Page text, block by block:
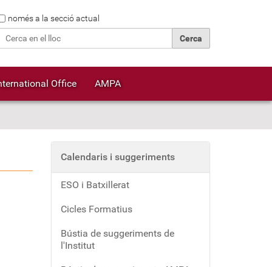
només a la secció actual
Office AMPA
Calendaris i suggeriments
ESO i Batxillerat
Cicles Formatius
Bústia de suggeriments de
l'Institut